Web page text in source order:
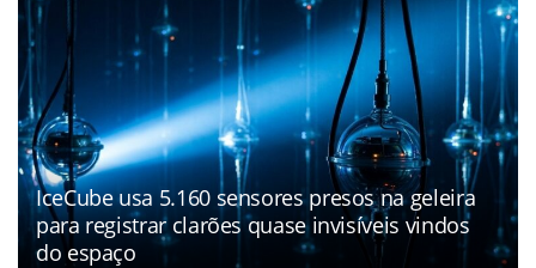
IceCube usa 5.160 sensores presos na geleira
para registrar clarões quase invisíveis vindos
do espaço